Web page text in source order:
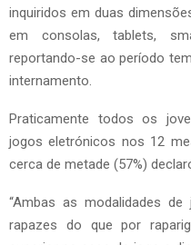
inquiridos em duas
em consolas, tablets,
reportando-se ao período
internamento.
Praticamente todos os
jogos eletrónicos nos 12
cerca de metade (57%)
“Ambas as modalidades
rapazes do que por